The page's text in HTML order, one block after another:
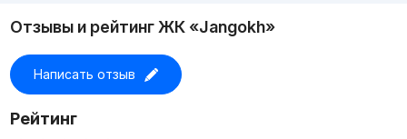
Отзывы и рейтинг ЖК «Jangokh»
Написать отзыв
Рейтинг